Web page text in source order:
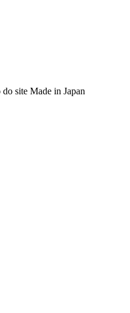
do site Made in Japan